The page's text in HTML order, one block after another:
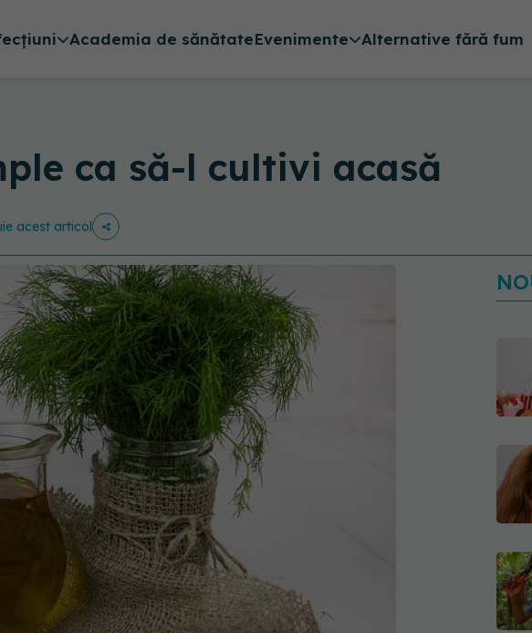
Academia de sănătateEvenimente Alternative fără fum
ca să-l cultivi acasă
acest articol